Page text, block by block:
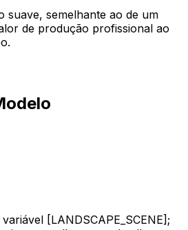
suave, semelhante ao de um
de produção profissional ao
[LANDSCAPE_SCENE];